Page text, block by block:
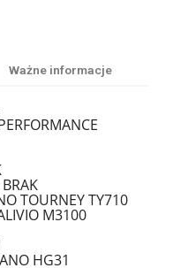
Ważne informacje
BRAK
TOURNEY TY710
M3100
HG31